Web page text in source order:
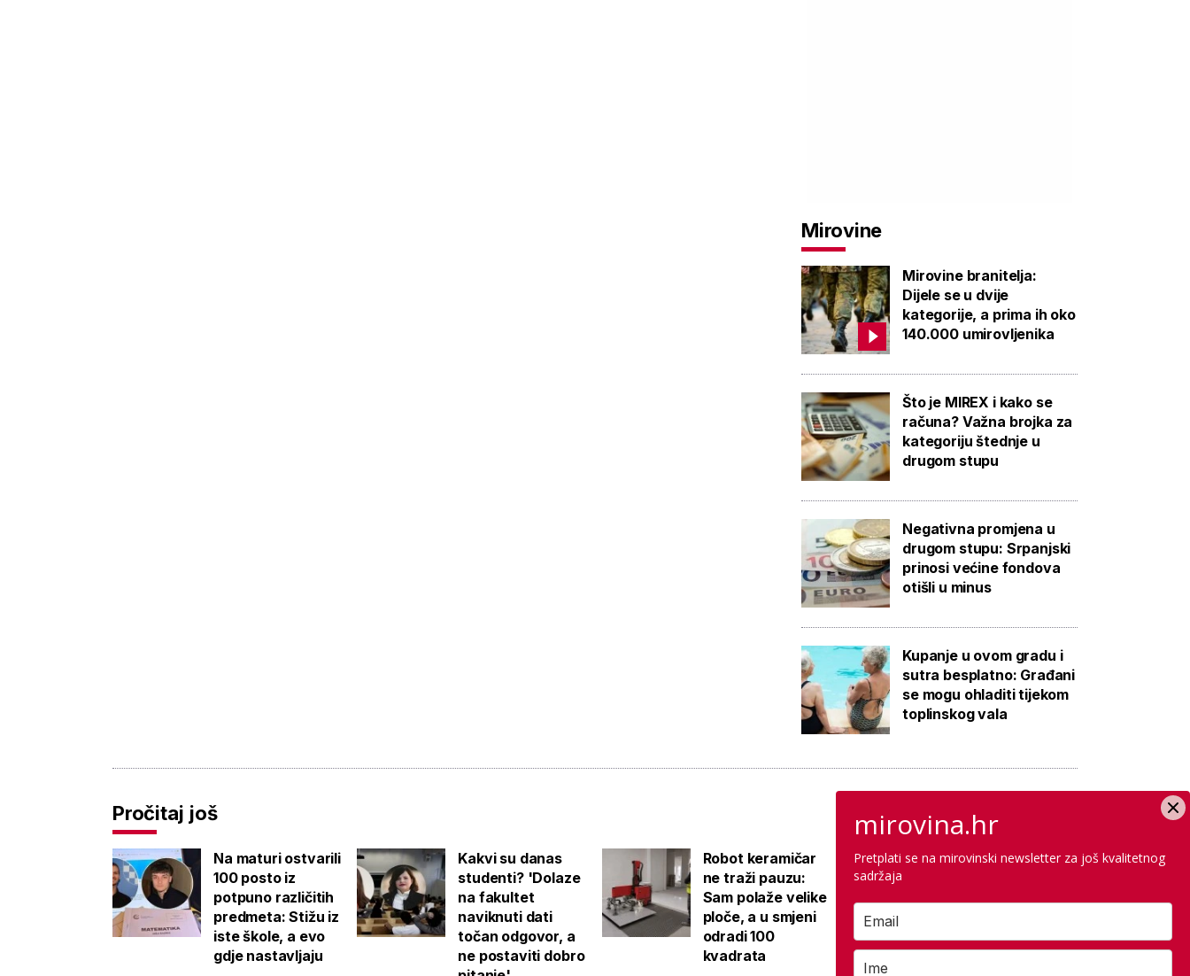
Mirovine
Mirovine branitelja:
Dijele se u dvije
kategorije, a prima ih oko
140.000 umirovljenika
Što je MIREX i kako se
računa? Važna brojka za
kategoriju štednje u
drugom stupu
Negativna promjena u
drugom stupu: Srpanjski
prinosi većine fondova
otišli u minus
Kupanje u ovom gradu i
sutra besplatno: Građani
se mogu ohladiti tijekom
toplinskog vala
Pročitaj još
Na maturi ostvarili
100 posto iz
potpuno različitih
predmeta: Stižu iz
iste škole, a evo
gdje nastavljaju
Kakvi su danas
studenti? 'Dolaze
na fakultet
naviknuti dati
točan odgovor, a
ne postaviti dobro
Robot keramičar
ne traži pauzu:
Sam polaže velike
ploče, a u smjeni
odradi 100
kvadrata
Nova prometna
Uz cestu opasno,
radovi se željno
mirovina.hr
Pretplati se na mirovinski newsletter za još kvalitetnog
sadržaja